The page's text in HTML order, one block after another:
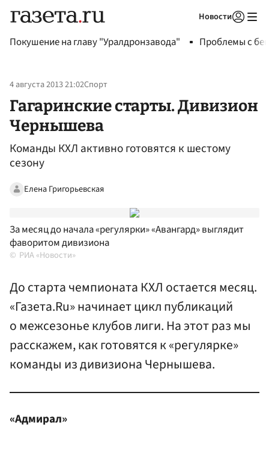
Новости
Покушение на главу "Уралдронзавода" Проблемы с
4 августа 2013 21:02Спорт
Гагаринские старты. Дивизион
Чернышева
Команды КХЛ активно готовятся к шестому
сезону
Елена Григорьевская
За месяц до начала «регулярки» «Авангард» выглядит
фаворитом дивизиона
РИА «Новости»
До старта чемпионата КХЛ остается месяц.
«Газета.Ru» начинает цикл публикаций
о межсезонье клубов лиги. На этот раз мы
расскажем, как готовятся к «регулярке»
команды из дивизиона Чернышева.
«Адмирал»